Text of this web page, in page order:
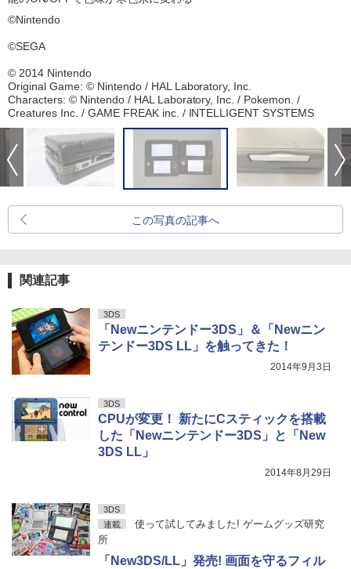
©Nintendo
©SEGA
© 2014 Nintendo
Original Game: © Nintendo / HAL Laboratory, Inc.
Characters: © Nintendo / HAL Laboratory, Inc. / Pokemon. /
Creatures Inc. / GAME FREAK inc. / INTELLIGENT SYSTEMS
この写真の記事へ
関連記事
3DS
「Newニンテンドー3DS」＆「Newニン
テンドー3DS LL」を触ってきた！
2014年9月3日
3DS
CPUが変更！ 新たにCスティックを搭載
した「Newニンテンドー3DS」と「New
3DS LL」
2014年8月29日
3DS
連載
使って試してみました! ゲームグッズ研究
所
「New3DS/LL」発売! 画面を守るフィル